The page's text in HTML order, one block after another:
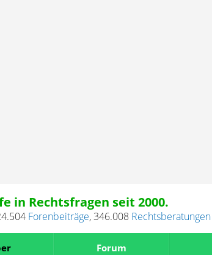
in Rechtsfragen seit 2000.
Forenbeiträge,346.008 Rechtsberatungen
Forum